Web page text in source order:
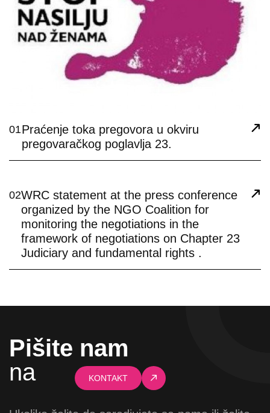
01Praćenje toka pregovora u okviru
pregovaračkog poglavlja 23.
02WRC statement at the press conference
organized by the NGO Coalition for
monitoring the negotiations in the
framework of negotiations on Chapter 23
Judiciary and fundamental rights .
Pišite nam
na
KONTAKT